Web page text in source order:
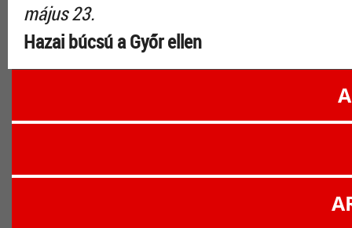
május 23.
Hazai búcsú a Győr ellen